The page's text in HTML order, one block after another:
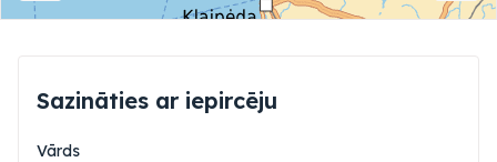
Sazināties ar iepircēju
Vārds